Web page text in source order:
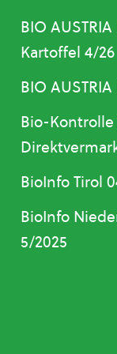
BIO
Kartoffel 4/26
BIO
Bio-
BioInfo Tirol
BioInfo
5/2025